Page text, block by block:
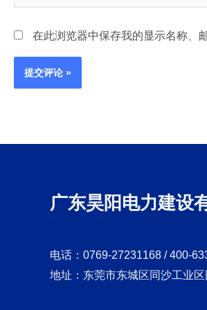
在此浏览器中保存我的显示名称、
广东昊阳电力建设
电话：0769-27231168 / 400-
地址：东莞市东城区同沙工业